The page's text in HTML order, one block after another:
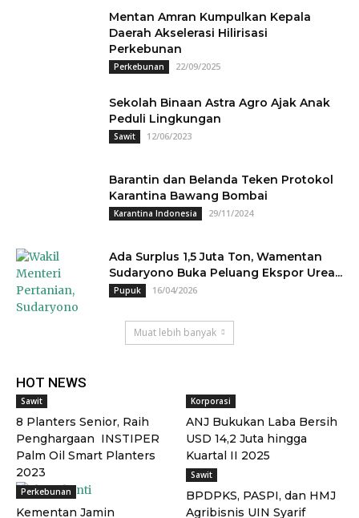
Mentan Amran Kumpulkan Kepala
Daerah Akselerasi Hilirisasi
Perkebunan
Perkebunan 22/09/2025
Sekolah Binaan Astra Agro Ajak Anak
Peduli Lingkungan
Sawit 12/06/2023
Barantin dan Belanda Teken Protokol
Karantina Bawang Bombai
Karantina Indonesia 29/11/2024
Ada Surplus 1,5 Juta Ton, Wamentan
Sudaryono Buka Peluang Ekspor Urea...
Pupuk 16/04/2026
Muat lebih banyak
HOT NEWS
Sawit
8 Planters Senior, Raih
Penghargaan INSTIPER
Palm Oil Smart Planters
2023
Korporasi
ANJ Bukukan Laba Bersih
USD 14,2 Juta hingga
Kuartal II 2025
Perkebunan
Kementan Jamin
Sawit
BPDPKS, PASPI, dan HMJ
Agribisnis UIN Syarif